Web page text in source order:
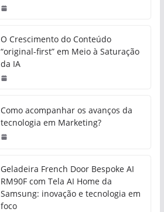
O Crescimento do Conteúdo
“original-first” em Meio à Saturação
da IA
Como acompanhar os avanços da
tecnologia em Marketing?
Geladeira French Door Bespoke AI
RM90F com Tela AI Home da
Samsung: inovação e tecnologia em
foco